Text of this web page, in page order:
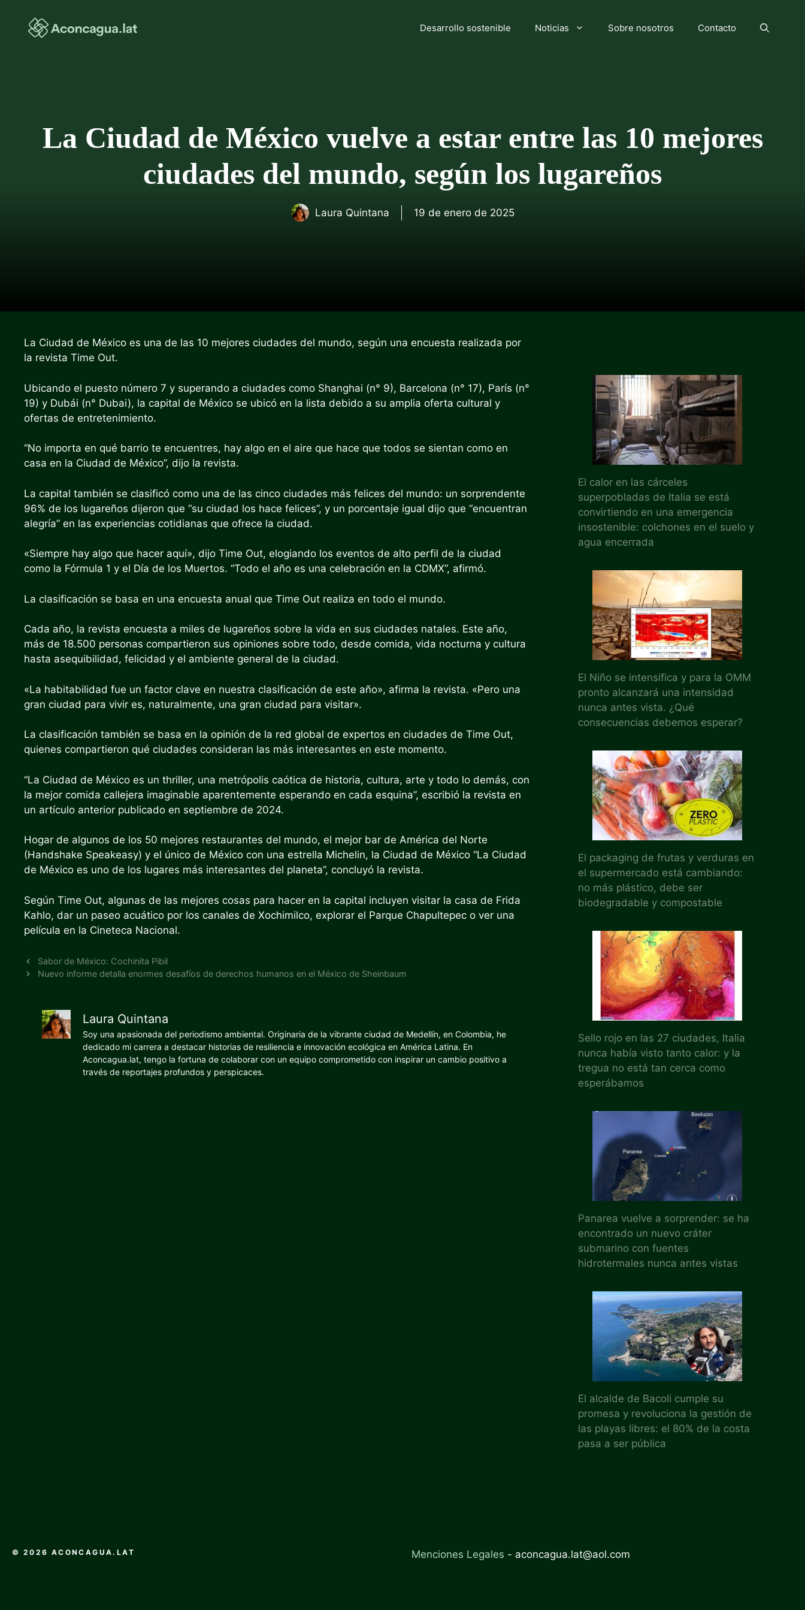
contenido
Desarrollo sostenible Noticias Sobre nosotros Contacto
La Ciudad de México vuelve a estar entre las 10 mejores
ciudades del mundo, según los lugareños
Laura Quintana 19 de enero de 2025
La Ciudad de México es una de las 10 mejores ciudades del mundo, según una encuesta realizada por
la revista Time Out.
Ubicando el puesto número 7 y superando a ciudades como Shanghai (n° 9), Barcelona (n° 17), París (n°
19) y Dubái (n° Dubai), la capital de México se ubicó en la lista debido a su amplia oferta cultural y
ofertas de entretenimiento.
“No importa en qué barrio te encuentres, hay algo en el aire que hace que todos se sientan como en
casa en la Ciudad de México”, dijo la revista.
La capital también se clasificó como una de las cinco ciudades más felices del mundo: un sorprendente
96% de los lugareños dijeron que “su ciudad los hace felices”, y un porcentaje igual dijo que “encuentran
alegría” en las experiencias cotidianas que ofrece la ciudad.
«Siempre hay algo que hacer aquí», dijo Time Out, elogiando los eventos de alto perfil de la ciudad
como la Fórmula 1 y el Día de los Muertos. “Todo el año es una celebración en la CDMX”, afirmó.
La clasificación se basa en una encuesta anual que Time Out realiza en todo el mundo.
Cada año, la revista encuesta a miles de lugareños sobre la vida en sus ciudades natales. Este año,
más de 18.500 personas compartieron sus opiniones sobre todo, desde comida, vida nocturna y cultura
hasta asequibilidad, felicidad y el ambiente general de la ciudad.
«La habitabilidad fue un factor clave en nuestra clasificación de este año», afirma la revista. «Pero una
gran ciudad para vivir es, naturalmente, una gran ciudad para visitar».
La clasificación también se basa en la opinión de la red global de expertos en ciudades de Time Out,
quienes compartieron qué ciudades consideran las más interesantes en este momento.
“La Ciudad de México es un thriller, una metrópolis caótica de historia, cultura, arte y todo lo demás, con
la mejor comida callejera imaginable aparentemente esperando en cada esquina”, escribió la revista en
un artículo anterior publicado en septiembre de 2024.
Hogar de algunos de los 50 mejores restaurantes del mundo, el mejor bar de América del Norte
(Handshake Speakeasy) y el único de México con una estrella Michelin, la Ciudad de México “La Ciudad
de México es uno de los lugares más interesantes del planeta”, concluyó la revista.
Según Time Out, algunas de las mejores cosas para hacer en la capital incluyen visitar la casa de Frida
Kahlo, dar un paseo acuático por los canales de Xochimilco, explorar el Parque Chapultepec o ver una
película en la Cineteca Nacional.
Sabor de México: Cochinita Pibil
Nuevo informe detalla enormes desafíos de derechos humanos en el México de Sheinbaum
Laura Quintana
Soy una apasionada del periodismo ambiental. Originaria de la vibrante ciudad de Medellín, en Colombia, he
dedicado mi carrera a destacar historias de resiliencia e innovación ecológica en América Latina. En
Aconcagua.lat, tengo la fortuna de colaborar con un equipo comprometido con inspirar un cambio positivo a
través de reportajes profundos y perspicaces.
El calor en las cárceles
superpobladas de Italia se está
convirtiendo en una emergencia
insostenible: colchones en el suelo y
agua encerrada
El Niño se intensifica y para la OMM
pronto alcanzará una intensidad
nunca antes vista. ¿Qué
consecuencias debemos esperar?
El packaging de frutas y verduras en
el supermercado está cambiando:
no más plástico, debe ser
biodegradable y compostable
Sello rojo en las 27 ciudades, Italia
nunca había visto tanto calor: y la
tregua no está tan cerca como
esperábamos
Panarea vuelve a sorprender: se ha
encontrado un nuevo cráter
submarino con fuentes
hidrotermales nunca antes vistas
El alcalde de Bacoli cumple su
promesa y revoluciona la gestión de
las playas libres: el 80% de la costa
pasa a ser pública
© 2026 ACONCAGUA.LAT Menciones Legales - aconcagua.lat@aol.com